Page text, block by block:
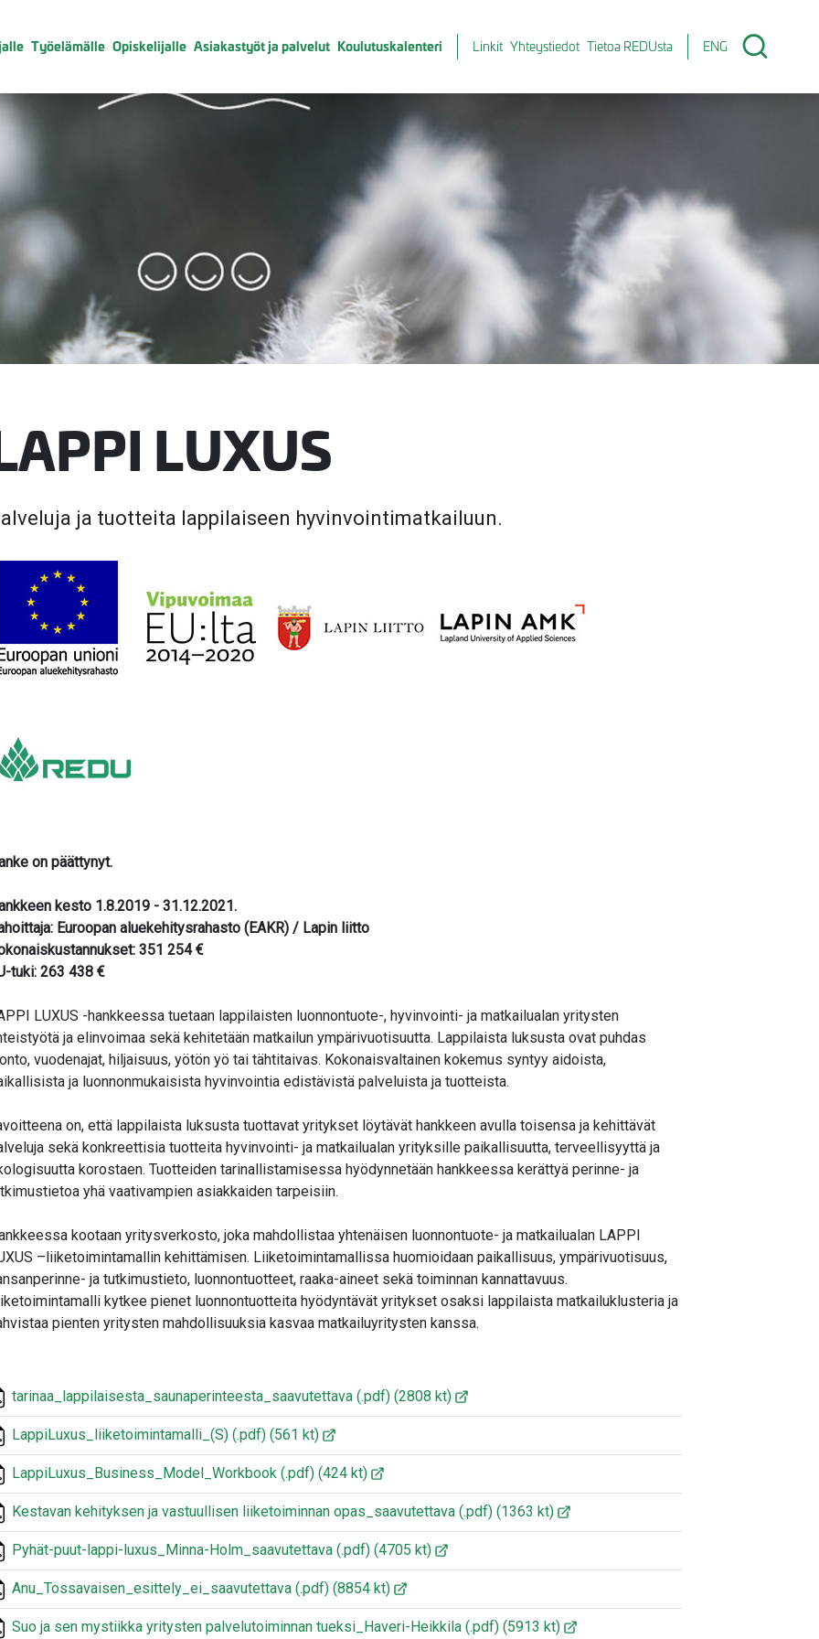
Työelämälle Opiskelijalle Asiakastyöt ja palvelut Koulutuskalenteri Linkit Yhteystiedot Tietoa REDUsta ENG
LUXUS
ja tuotteita lappilaiseen hyvinvointimatkailuun.
on päättynyt.
kesto 1.8.2019 - 31.12.2021.
Euroopan aluekehitysrahasto (EAKR) / Lapin liitto
351 254 €
tuki: 263 438 €
LUXUS -hankkeessa tuetaan lappilaisten luonnontuote-, hyvinvointi- ja matkailualan yritysten
ja elinvoimaa sekä kehitetään matkailun ympärivuotisuutta. Lappilaista luksusta ovat puhdas
vuodenajat, hiljaisuus, yötön yö tai tähtitaivas. Kokonaisvaltainen kokemus syntyy aidoista,
ja luonnonmukaisista hyvinvointia edistävistä palveluista ja tuotteista.
on, että lappilaista luksusta tuottavat yritykset löytävät hankkeen avulla toisensa ja kehittävät
sekä konkreettisia tuotteita hyvinvointi- ja matkailualan yrityksille paikallisuutta, terveellisyyttä ja
korostaen. Tuotteiden tarinallistamisessa hyödynnetään hankkeessa kerättyä perinne- ja
yhä vaativampien asiakkaiden tarpeisiin.
kootaan yritysverkosto, joka mahdollistaa yhtenäisen luonnontuote- ja matkailualan LAPPI
–liiketoimintamallin kehittämisen. Liiketoimintamallissa huomioidaan paikallisuus, ympärivuotisuus,
ja tutkimustieto, luonnontuotteet, raaka-aineet sekä toiminnan kannattavuus.
kytkee pienet luonnontuotteita hyödyntävät yritykset osaksi lappilaista matkailuklusteria ja
pienten yritysten mahdollisuuksia kasvaa matkailuyritysten kanssa.
tarinaa_lappilaisesta_saunaperinteesta_saavutettava (.pdf) (2808 kt)
LappiLuxus_liiketoimintamalli_(S) (.pdf) (561 kt)
LappiLuxus_Business_Model_Workbook (.pdf) (424 kt)
Kestavan kehityksen ja vastuullisen liiketoiminnan opas_saavutettava (.pdf) (1363 kt)
Pyhät-puut-lappi-luxus_Minna-Holm_saavutettava (.pdf) (4705 kt)
Anu_Tossavaisen_esittely_ei_saavutettava (.pdf) (8854 kt)
Suo ja sen mystiikka yritysten palvelutoiminnan tueksi_Haveri-Heikkila (.pdf) (5913 kt)